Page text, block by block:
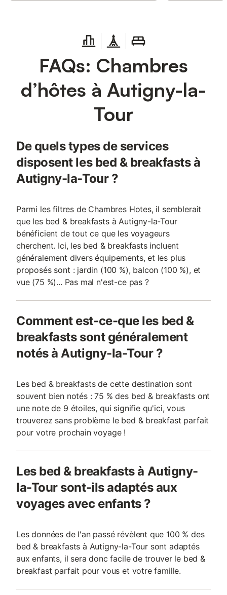
FAQs: Chambres
d’hôtes à Autigny-la-
Tour
De quels types de services
disposent les bed & breakfasts à
Autigny-la-Tour ?
Parmi les filtres de Chambres Hotes, il semblerait
que les bed & breakfasts à Autigny-la-Tour
bénéficient de tout ce que les voyageurs
cherchent. Ici, les bed & breakfasts incluent
généralement divers équipements, et les plus
proposés sont : jardin (100 %), balcon (100 %), et
vue (75 %)... Pas mal n'est-ce pas ?
Comment est-ce-que les bed &
breakfasts sont généralement
notés à Autigny-la-Tour ?
Les bed & breakfasts de cette destination sont
souvent bien notés : 75 % des bed & breakfasts ont
une note de 9 étoiles, qui signifie qu'ici, vous
trouverez sans problème le bed & breakfast parfait
pour votre prochain voyage !
Les bed & breakfasts à Autigny-
la-Tour sont-ils adaptés aux
voyages avec enfants ?
Les données de l'an passé révèlent que 100 % des
bed & breakfasts à Autigny-la-Tour sont adaptés
aux enfants, il sera donc facile de trouver le bed &
breakfast parfait pour vous et votre famille.